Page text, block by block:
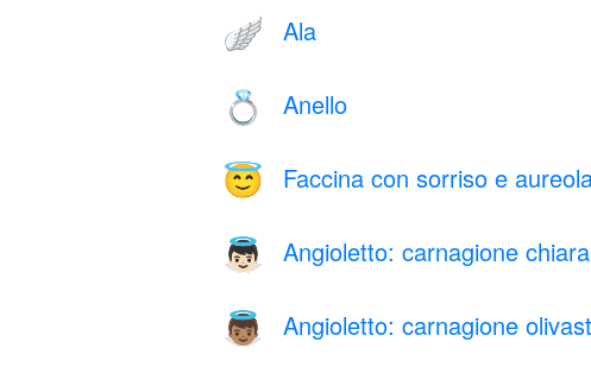
🪽 Ala
💍 Anello
😇 Faccina con sorriso e
👼🏻 Angioletto: carnagione chiara
👼🏽 Angioletto: carnagione